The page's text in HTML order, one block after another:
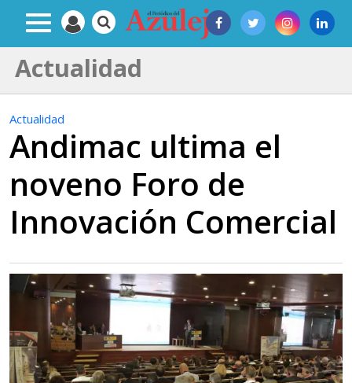
Actualidad
Actualidad
Andimac ultima el
noveno Foro de
Innovación Comercial